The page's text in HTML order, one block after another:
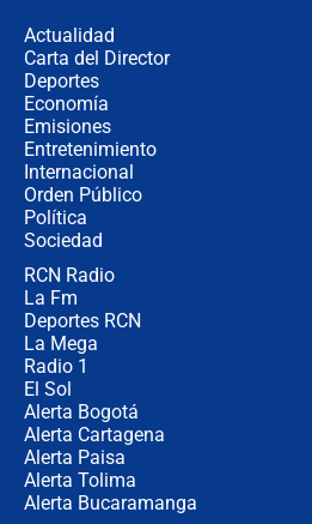
Actualidad
Carta del Director
Deportes
Economía
Emisiones
Entretenimiento
Internacional
Orden Público
Política
Sociedad
RCN Radio
La Fm
Deportes RCN
La Mega
Radio 1
El Sol
Alerta Bogotá
Alerta Cartagena
Alerta Paisa
Alerta Tolima
Alerta Bucaramanga